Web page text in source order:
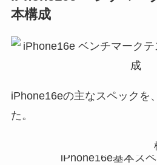
本構成
iPhone16eの主なスペックを
た。
iPhone16e基本ス